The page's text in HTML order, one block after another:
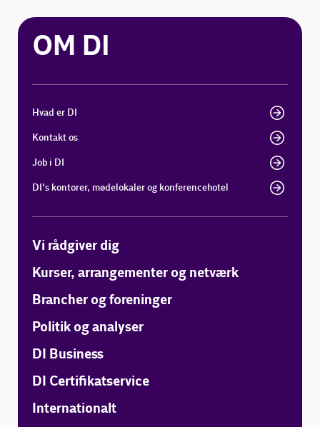
OM DI
Hvad er DI
Kontakt os
Job i DI
DI's kontorer, mødelokaler og konferencehotel
Vi rådgiver dig
Kurser, arrangementer og netværk
Brancher og foreninger
Politik og analyser
DI Business
DI Certifikatservice
Internationalt